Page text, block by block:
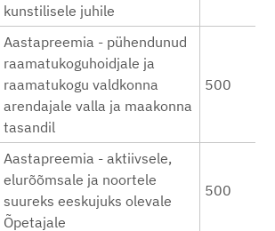
kunstilisele juhile
Aastapreemia - pühendunud
raamatukoguhoidjale ja
raamatukogu valdkonna
arendajale valla ja maakonna
tasandil
500
Aastapreemia - aktiivsele,
elurõõmsale ja noortele
suureks eeskujuks olevale
Õpetajale
500